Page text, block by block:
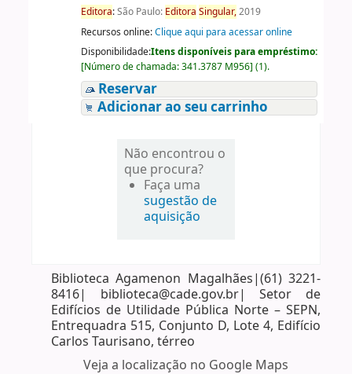
Editora:São Paulo: Editora Singular,2019
Recursos online:Clique aqui para acessar online
Disponibilidade:Itens disponíveis para empréstimo:
[Número de chamada:341.3787 M956] (1).
Reservar
Adicionar ao seu carrinho
Não encontrou o
que procura?
Faça uma
sugestão de
aquisição
Biblioteca Agamenon Magalhães|(61) 3221-
8416| biblioteca@cade.gov.br| Setor de
Edifícios de Utilidade Pública Norte – SEPN,
Entrequadra 515, Conjunto D, Lote 4, Edifício
Carlos Taurisano, térreo
Veja a localização no Google Maps